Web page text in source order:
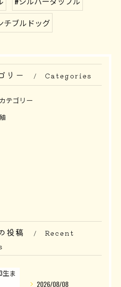
チブルドッグ
リー Categories
テゴリー
投稿
Recent
2026/08/08